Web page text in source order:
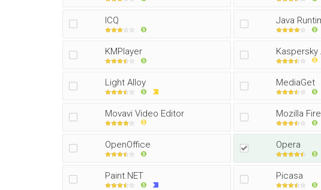
ICQ Java
KMPlayer Kaspersky
Light Alloy MediaGet
Movavi Video Editor Mozilla
OpenOffice Opera
Paint.NET Picasa